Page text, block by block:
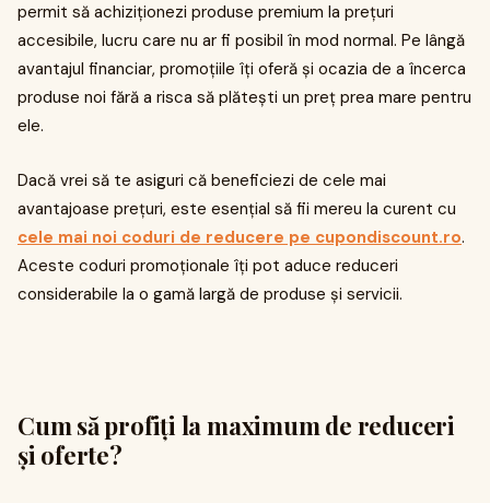
permit să achiziționezi produse premium la prețuri
accesibile, lucru care nu ar fi posibil în mod normal. Pe lângă
avantajul financiar, promoțiile îți oferă și ocazia de a încerca
produse noi fără a risca să plătești un preț prea mare pentru
ele.
Dacă vrei să te asiguri că beneficiezi de cele mai
avantajoase prețuri, este esențial să fii mereu la curent cu
cele mai noi coduri de reducere pe cupondiscount.ro.
Aceste coduri promoționale îți pot aduce reduceri
considerabile la o gamă largă de produse și servicii.
Cum să profiți la maximum de reduceri
și oferte?